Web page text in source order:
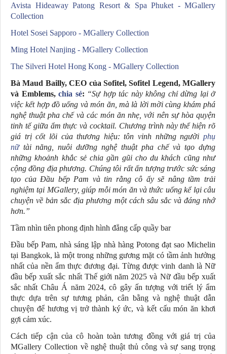
Avista Hideaway Patong Resort & Spa Phuket - MGallery
Collection
Hotel Sosei Sapporo - MGallery Collection
Ming Hotel Nanjing - MGallery Collection
The Silveri Hotel Hong Kong - MGallery Collection
Bà Maud Bailly, CEO của Sofitel, Sofitel Legend, MGallery
và Emblems, chia sẻ: “Sự hợp tác này không chỉ dừng lại ở
việc kết hợp đồ uống và món ăn, mà là lời mời cùng khám phá
nghệ thuật pha chế và các món ăn nhẹ, với nên sự hòa quyện
tinh tế giữa ẩm thực và cocktail. Chương trình này thể hiện rõ
giá trị cốt lõi của thương hiệu: tôn vinh những người phụ
nữtài năng, nuôi dưỡng nghệ thuật pha chế và tạo dựng
những khoảnh khắc sẻ chia gần gũi cho du khách cũng như
cộng đồng địa phương. Chúng tôi rất ấn tượng trước sức sáng
tạo của Đầu bếp Pam và tin rằng cô ấy sẽ nâng tầm trải
nghiệm tại MGallery, giúp mỗi món ăn và thức uống kể lại câu
chuyện về bản sắc địa phương một cách sâu sắc và đáng nhớ
hơn.”
Tầm nhìn tiên phong định hình đẳng cấp quầy bar
Đầu bếp Pam, nhà sáng lập nhà hàng Potong đạt sao Michelin
tại Bangkok, là một trong những gương mặt có tầm ảnh hưởng
nhất của nền ẩm thực đương đại. Từng được vinh danh là Nữ
đầu bếp xuất sắc nhất Thế giới năm 2025 và Nữ đầu bếp xuất
sắc nhất Châu Á năm 2024, cô gây ấn tượng với triết lý ẩm
thực dựa trên sự tương phản, cân bằng và nghệ thuật dẫn
chuyện để hương vị trở thành ký ức, và kết cấu món ăn khơi
gợi cảm xúc.
Cách tiếp cận của cô hoàn toàn tương đồng với giá trị của
MGallery Collection về nghệ thuật thủ công và sự sang trọng